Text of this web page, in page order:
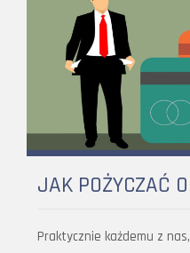
JAK POŻYCZAĆ
Praktycznie każdemu z